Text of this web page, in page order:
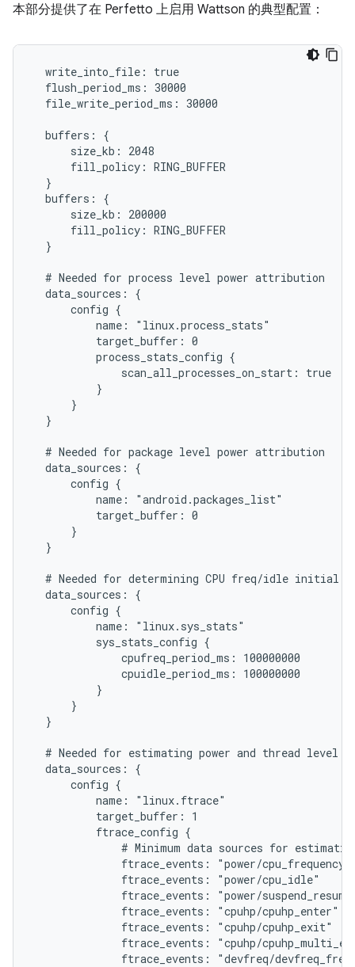
本部分提供了在 Perfetto 上启用 Wattson 的典型配置：
  write_into_file: true
  flush_period_ms: 30000
  file_write_period_ms: 30000
  buffers: {
      size_kb: 2048
      fill_policy: RING_BUFFER
  }
  buffers: {
      size_kb: 200000
      fill_policy: RING_BUFFER
  }
  # Needed for process level power attribution
  data_sources: {
      config {
          name: "linux.process_stats"
          target_buffer: 0
          process_stats_config {
              scan_all_processes_on_start: true
          }
      }
  }
  # Needed for package level power attribution
  data_sources: {
      config {
          name: "android.packages_list"
          target_buffer: 0
      }
  }
# Needed for determining CPU freq/idle initial
  data_sources: {
      config {
          name: "linux.sys_stats"
          sys_stats_config {
              cpufreq_period_ms: 100000000
              cpuidle_period_ms: 100000000
          }
      }
  }
# Needed for estimating power and thread level
  data_sources: {
      config {
          name: "linux.ftrace"
          target_buffer: 1
          ftrace_config {
# Minimum data sources for
              ftrace_events: "power/cpu_frequency"
              ftrace_events: "power/cpu_idle"
ftrace_events: "power/
              ftrace_events: "cpuhp/cpuhp_enter"
              ftrace_events: "cpuhp/cpuhp_exit"
ftrace_events: "cpuhp/
ftrace_events: "devfreq/